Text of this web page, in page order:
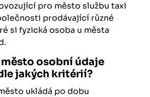
pro město službu taxi
prodávající různé
si fyzická osoba u města
osobní údaje
jakých kritérií?
ukládá po dobu